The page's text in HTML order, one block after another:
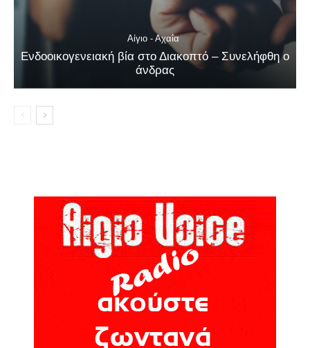
Αίγιο - Αχαΐα
Ενδοοικογενειακή βία στο Διακοπτό – Συνελήφθη ο
άνδρας